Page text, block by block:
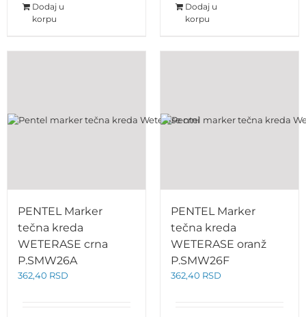
Dodaj u
korpu
Dodaj u
korpu
PENTEL Marker
tečna kreda
WETERASE crna
P.SMW26A
362,40 RSD
PENTEL Marker
tečna kreda
WETERASE oranž
P.SMW26F
362,40 RSD